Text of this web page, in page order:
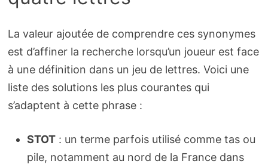
La valeur ajoutée de comprendre ces synonymes
est d’affiner la recherche lorsqu’un joueur est face
à une définition dans un jeu de lettres. Voici une
liste des solutions les plus courantes qui
s’adaptent à cette phrase :
STOT: un terme parfois utilisé comme tas ou
pile, notamment au nord de la France dans